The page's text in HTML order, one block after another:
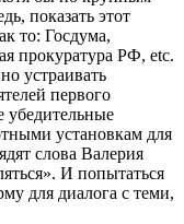
показать этот
то: Госдума,
прокуратура РФ, etc.
устраивать
первого
убедительные
установкам для
слова Валерия
И попытаться
для диалога с теми,